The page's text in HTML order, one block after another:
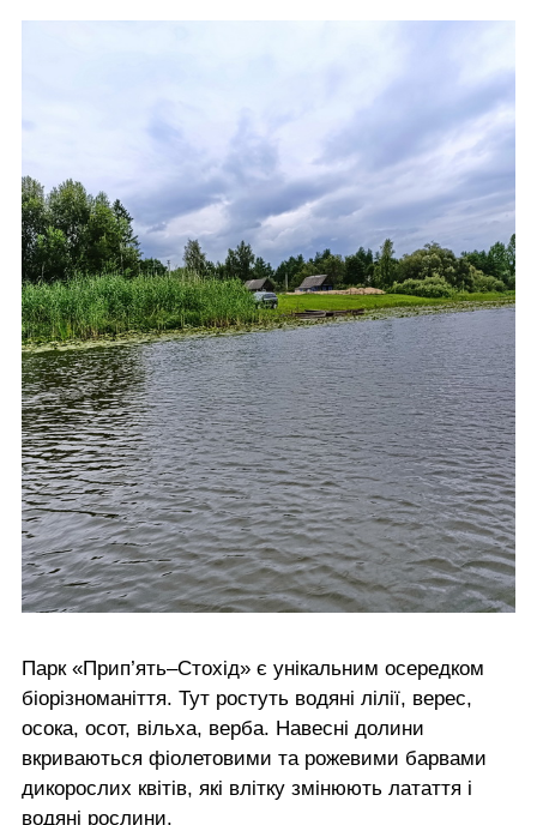
Парк «Прип’ять–Стохід» є унікальним осередком
біорізноманіття. Тут ростуть водяні лілії, верес,
осока, осот, вільха, верба. Навесні долини
вкриваються фіолетовими та рожевими барвами
дикорослих квітів, які влітку змінюють латаття і
водяні рослини.